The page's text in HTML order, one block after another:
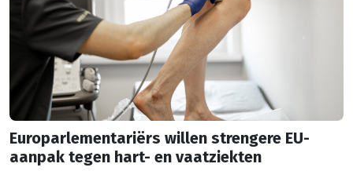
Europarlementariërs willen strengere EU-
aanpak tegen hart- en vaatziekten